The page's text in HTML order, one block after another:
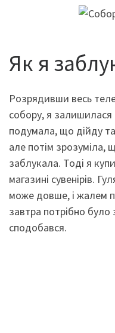
Як я
Розрядивши весь
собору, я
подумала, що дійду
але потім зрозуміла,
заблукала. Тоді я
магазині сувенірів.
може довше, і жалем
завтра потрібно
сподобався.